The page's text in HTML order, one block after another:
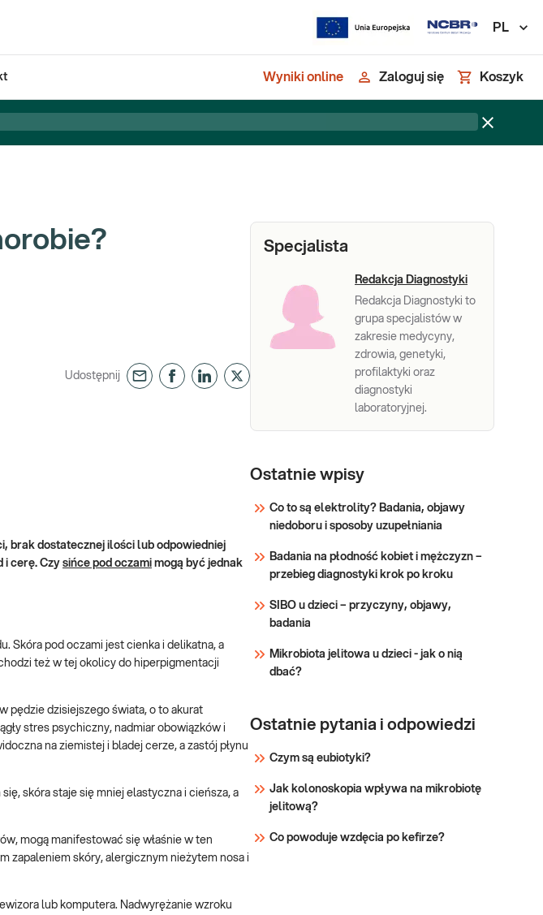
PL
Wyniki online Zaloguj się Koszyk
Udostępnij
brak dostatecznej ilości lub odpowiedniej
i cerę. Czy sińce pod oczami mogą być jednak
Skóra pod oczami jest cienka i delikatna, a
też w tej okolicy do hiperpigmentacji
pędzie dzisiejszego świata, o to akurat
stres psychiczny, nadmiar obowiązków i
na ziemistej i bladej cerze, a zastój płynu
skóra staje się mniej elastyczna i cieńsza, a
mogą manifestować się właśnie w ten
zapaleniem skóry, alergicznym nieżytem nosa i
lub komputera. Nadwyrężanie wzroku
Specjalista
Redakcja Diagnostyki
Redakcja Diagnostyki to
grupa specjalistów w
zakresie medycyny,
zdrowia, genetyki,
profilaktyki oraz
diagnostyki
laboratoryjnej.
Ostatnie wpisy
Co to są elektrolity? Badania, objawy
niedoboru i sposoby uzupełniania
Badania na płodność kobiet i mężczyzn –
przebieg diagnostyki krok po kroku
SIBO u dzieci – przyczyny, objawy,
badania
Mikrobiota jelitowa u dzieci - jak o nią
dbać?
Ostatnie pytania i odpowiedzi
Czym są eubiotyki?
Jak kolonoskopia wpływa na mikrobiotę
jelitową?
Co powoduje wzdęcia po kefirze?